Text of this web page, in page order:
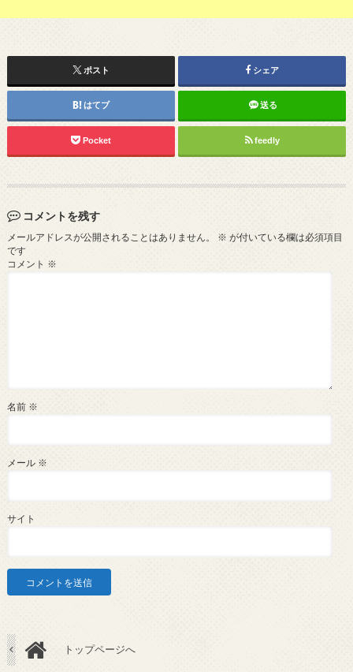
ポスト シェア
はてブ 送る
Pocket feedly
コメントを残す
メールアドレスが公開されることはありません。 ※ が付いている欄は必須項目
です
コメント ※
名前 ※
メール ※
サイト
トップページへ